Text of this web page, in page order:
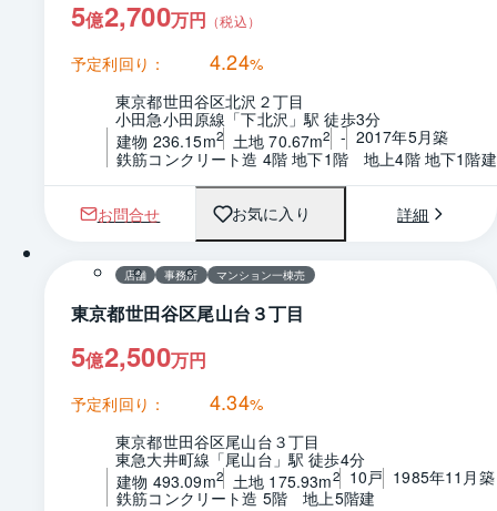
5億2,700万円 （税込）
予定利回り： 4.24%
東京都世田谷区北沢２丁目
小田急小田原線「下北沢」駅 徒歩3分
建物 236.15m2 土地 70.67m2 - 2017年5月築
鉄筋コンクリート造 4階 地下1階　地上4階 地下1階建
お問合せ お気に入り 詳細
1 / 0 間取り
店舗 事務所 マンション一棟売
東京都世田谷区尾山台３丁目
5億2,500万円
予定利回り： 4.34%
東京都世田谷区尾山台３丁目
東急大井町線「尾山台」駅 徒歩4分
建物 493.09m2 土地 175.93m2 10戸 1985年11月築
鉄筋コンクリート造 5階　地上5階建